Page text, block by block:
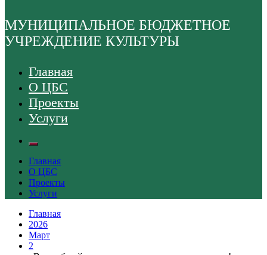
МУНИЦИПАЛЬНОЕ БЮДЖЕТНОЕ
УЧРЕЖДЕНИЕ КУЛЬТУРЫ
Главная
О ЦБС
Проекты
Услуги
Главная
О ЦБС
Проекты
Услуги
Главная
2026
Март
2